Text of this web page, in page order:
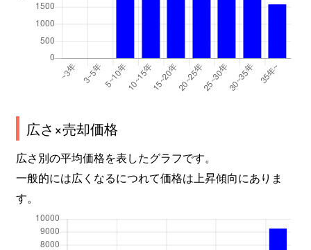
広さ×売却価格
広さ別の平均価格を表したグラフです。
一般的には広くなるにつれて価格は上昇傾向にありま
す。